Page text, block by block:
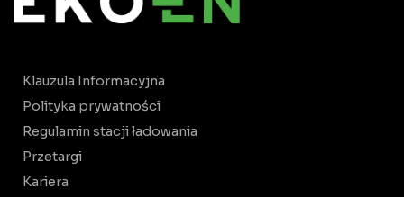
Klauzula Informacyjna
Polityka prywatności
Regulamin stacji ładowania
Przetargi
Kariera